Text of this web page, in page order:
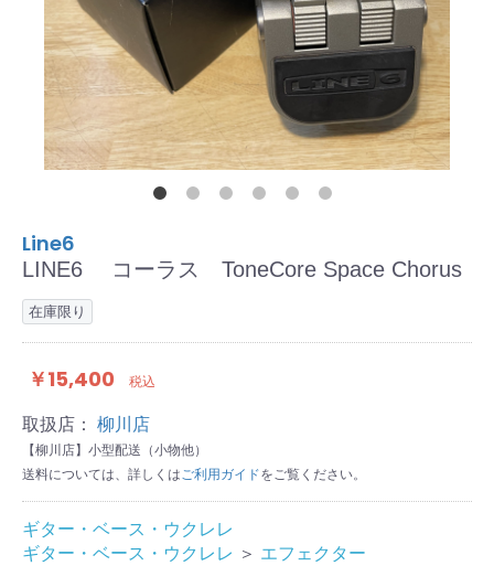
Line6
LINE6 コーラス ToneCore Space Chorus
在庫限り
￥15,400 税込
取扱店： 柳川店
【柳川店】小型配送（小物他）
送料については、詳しくはご利用ガイドをご覧ください。
ギター・ベース・ウクレレ
ギター・ベース・ウクレレ ＞ エフェクター